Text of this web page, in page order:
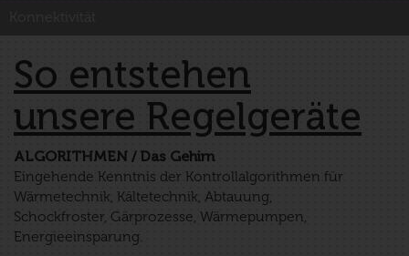
So entstehen
unsere Regelgeräte
ALGORITHMEN / Das Gehirn
Eingehende Kenntnis der Kontrollalgorithmen für
Wärmetechnik, Kältetechnik, Abtauung,
Schockfroster, Gärprozesse, Wärmepumpen,
Energieeinsparung.